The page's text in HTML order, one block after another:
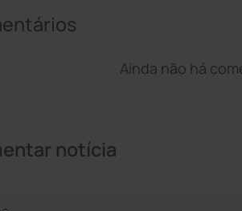
Ainda não há
notícia